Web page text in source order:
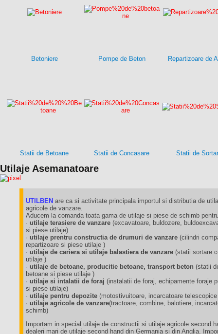
Betoniere Pompe de Beton Repartizoare de
Statii de Betoane Statii de Concasare Statii de
Utilaje Asemanatoare
UTILBEN are ca si activitate principala importul si distributia de
agricole de vanzare.
Aducem la comanda toata gama de utilaje si piese de schimb
· utilaje terasiere de vanzare (excavatoare, buldozere,
si piese utilaje)
· utilaje prentru constructia de drumuri de vanzare (cilindri
repartizoare si piese utilaje )
· utilaje de cariera si utilaje balastiera de vanzare (statii sortare
utilaje )
· utilaje de betoane, producitie betoane, transport beton (statii
betoane si piese utilaje )
· utilaje si intalatii de foraj (instalatii de foraj, echipamente foraje
si piese utilaje)
· utilaje pentru depozite (motostivuitoare, incarcatoare
· utilaje agricole de vanzare(tractoare, combine, balotiere,
schimb)
Importam in special utilaje de constructii si utilaje agricole second
dealeri mari de utilaje second hand din Germania si din Anglia.